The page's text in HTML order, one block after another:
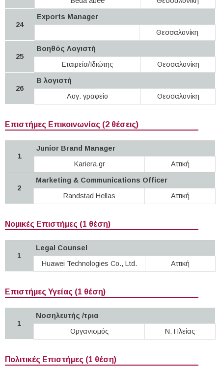
24
Exports Manager
Θεσσαλονίκη
25
Βοηθός Λογιστή
Εταιρεία/Ιδιώτης
Θεσσαλονίκη
26
Β λογιστή
Λογ. γραφείο
Θεσσαλονίκη
Επιστήμες Επικοινωνίας (2 θέσεις)
1
Junior Brand Manager
Kariera.gr
Αττική
2
Marketing & Communications Officer
Randstad Hellas
Αττική
Νομικές Επιστήμες (1 θέση)
1
Legal Counsel
Huawei Technologies Co., Ltd.
Αττική
Επιστήμες Υγείας (1 θέση)
1
Νοσηλευτής /τρια
Οργανισμός
Ν. Ηλείας
Πολιτικές Επιστήμες (1 θέση)